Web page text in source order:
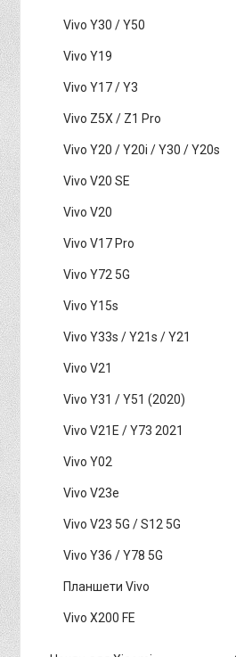
Vivo Y30 / Y50
Vivo Y19
Vivo Y17 / Y3
Vivo Z5X / Z1 Pro
Vivo Y20 / Y20i / Y30 / Y20s
Vivo V20 SE
Vivo V20
Vivo V17 Pro
Vivo Y72 5G
Vivo Y15s
Vivo Y33s / Y21s / Y21
Vivo V21
Vivo Y31 / Y51 (2020)
Vivo V21E / Y73 2021
Vivo Y02
Vivo V23e
Vivo V23 5G / S12 5G
Vivo Y36 / Y78 5G
Планшети Vivo
Vivo X200 FE